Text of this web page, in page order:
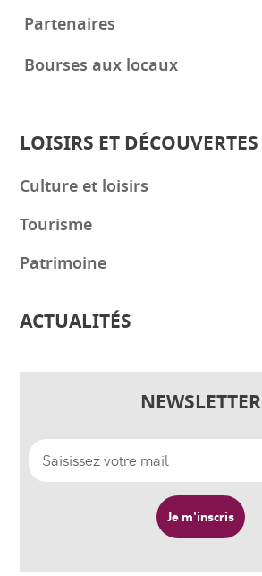
Partenaires
Bourses aux locaux
LOISIRS ET DÉCOUVERTES
Culture et loisirs
Tourisme
Patrimoine
ACTUALITÉS
NEWSLETTER